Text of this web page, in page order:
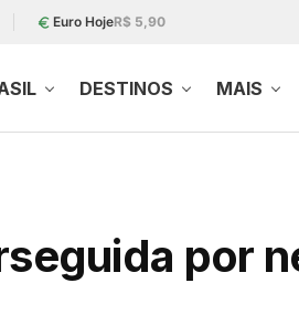
Euro HojeR$ 5,90
DESTINOS MAIS
por